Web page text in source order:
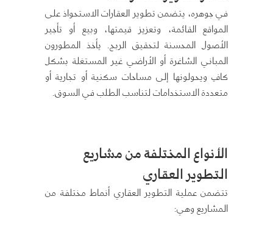
في جوهره، يتضمن تطوير العقارات الاستحواذ على
المواقع القائمة، وتعزيز قيمتها، وبيع أو تأجير
الأصول المحسنة لتحقيق الربح. يأخذ المطورون
المباني الشاغرة أو الأراضي غير المستغلة بشكل
كافٍ ويحولونها إلى مساحات سكنية أو تجارية أو
متعددة الاستخدامات لتناسب الطلب في السوق.
الأنواع المختلفة من مشاريع
التطوير العقاري
تتضمن عملية التطوير العقاري أنماط مختلفة من
المشاريع وهي: